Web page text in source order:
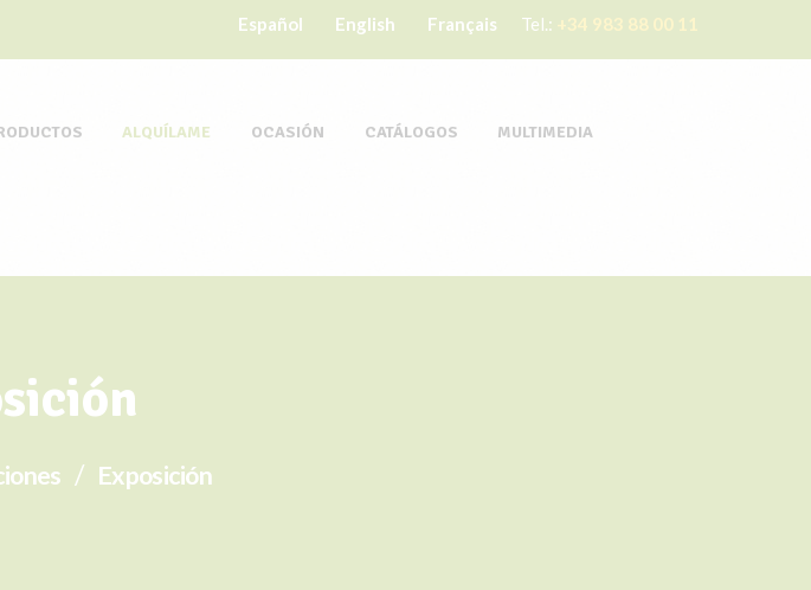
Tel.: +34 983 88 00 11
Español English Français
ALQUÍLAME OCASIÓN CATÁLOGOS MULTIMEDIA
Exposición